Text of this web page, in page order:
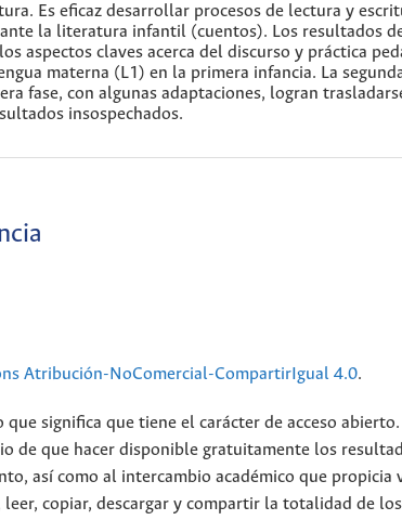
Es eficaz desarrollar procesos de lectura y
la literatura infantil (cuentos). Los resultados
aspectos claves acerca del discurso y práctica
materna (L1) en la primera infancia. La
fase, con algunas adaptaciones, logran
insospechados.
Atribución-NoComercial-CompartirIgual 4.0.
que significa que tiene el carácter de acceso abierto.
de que hacer disponible gratuitamente los
así como al intercambio académico que propicia
copiar, descargar y compartir la totalidad de